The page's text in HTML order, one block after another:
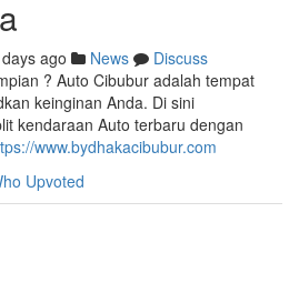
ago News
Discuss
? Auto Cibubur adalah tempat
keinginan Anda. Di sini
kendaraan Auto terbaru dengan
www.bydhakacibubur.com
Upvoted